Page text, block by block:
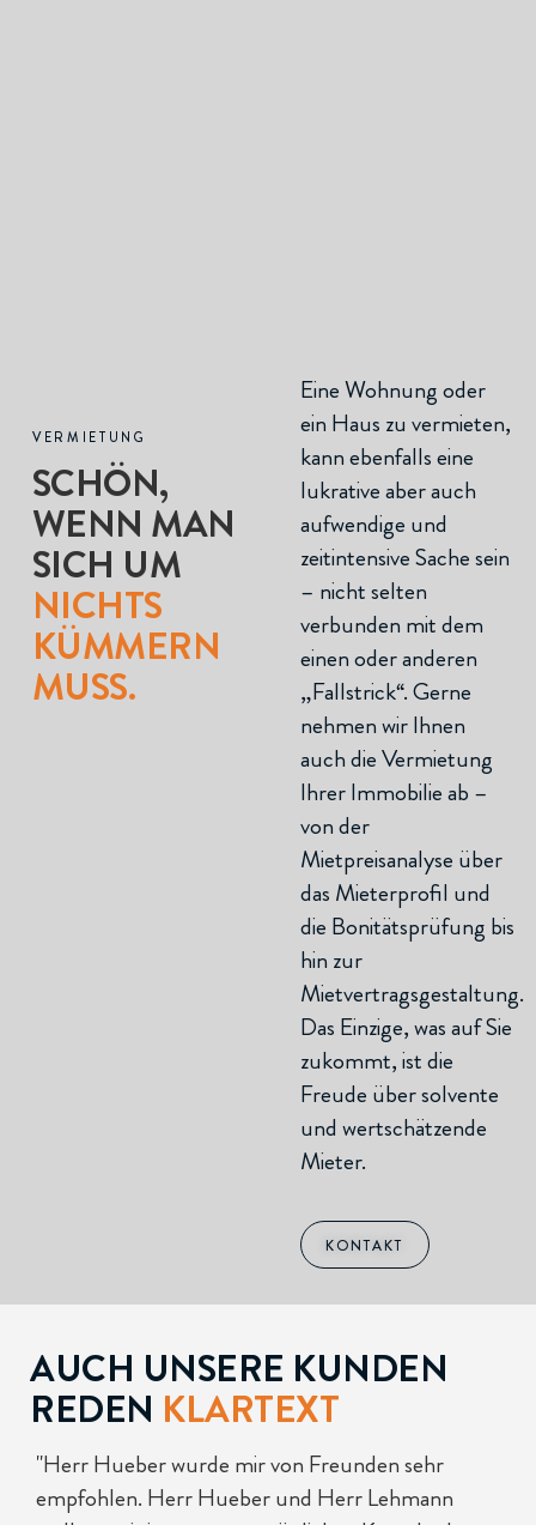
VERMIETUNG
SCHÖN,
WENN MAN
SICH UM
NICHTS
KÜMMERN
MUSS.
Eine Wohnung oder
ein Haus zu vermieten,
kann ebenfalls eine
lukrative aber auch
aufwendige und
zeitintensive Sache sein
– nicht selten
verbunden mit dem
einen oder anderen
„Fallstrick“. Gerne
nehmen wir Ihnen
auch die Vermietung
Ihrer Immobilie ab –
von der
Mietpreisanalyse über
das Mieterprofil und
die Bonitätsprüfung bis
hin zur
Mietvertragsgestaltung.
Das Einzige, was auf Sie
zukommt, ist die
Freude über solvente
und wertschätzende
Mieter.
KONTAKT
AUCH UNSERE KUNDEN
REDEN KLARTEXT
"LEHMANN HUEBER Immobilien ein Makler-
Team der Extra-Klasse! Wir können den